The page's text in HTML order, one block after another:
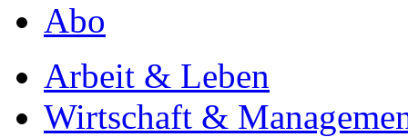
Abo
Arbeit & Leben
Wirtschaft &